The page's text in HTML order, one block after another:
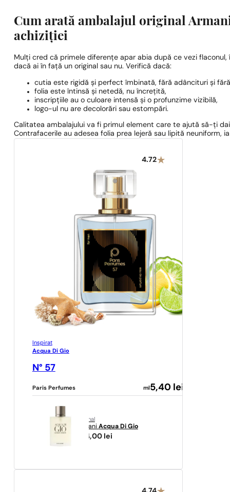
Cum arată ambalajul original
achiziției
Mulți cred că primele diferențe apar abia după ce vezi
dacă ai în față un original sau nu. Verifică dacă:
cutia este rigidă și perfect îmbinată, fără adâncituri și
folia este întinsă și netedă, nu încrețită,
inscripțiile au o culoare intensă și o profunzime vizibilă,
logo-ul nu are decolorări sau estompări.
Calitatea ambalajului va fi primul element care te ajută să-ți
Contrafacerile au adesea folia prea lejeră sau lipită neuniform,
4.72
Inspirat
Acqua Di Gio
N° 57
Paris Perfumes ml5,40 lei
original
Armani Acqua Di Gio
434,00 lei